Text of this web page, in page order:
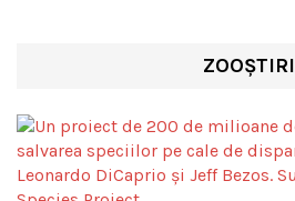
ZOOȘTIRI